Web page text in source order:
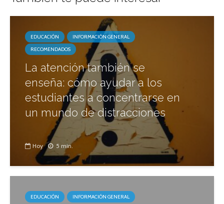
EDUCACIÓN
INFORMACIÓN GENERAL
RECOMENDADOS
La atención también se
enseña: cómo ayudar a los
estudiantes a concentrarse en
un mundo de distracciones
Hoy 5 min.
EDUCACIÓN INFORMACIÓN GENERAL